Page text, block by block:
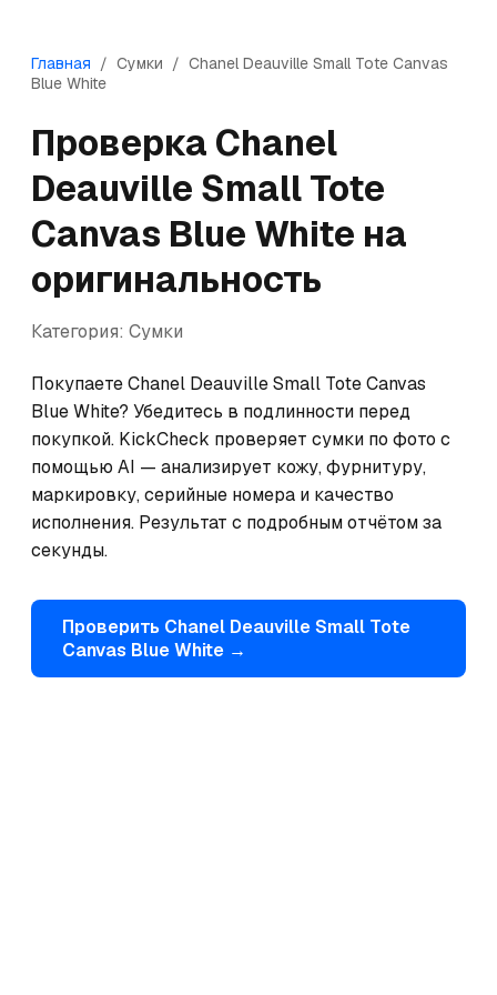
Главная / Сумки / Chanel Deauville Small Tote Canvas
Blue White
Проверка Chanel
Deauville Small Tote
Canvas Blue White на
оригинальность
Категория: Сумки
Покупаете Chanel Deauville Small Tote Canvas
Blue White? Убедитесь в подлинности перед
покупкой. KickCheck проверяет сумки по фото с
помощью AI — анализирует кожу, фурнитуру,
маркировку, серийные номера и качество
исполнения. Результат с подробным отчётом за
секунды.
Проверить Chanel Deauville Small Tote
Canvas Blue White →